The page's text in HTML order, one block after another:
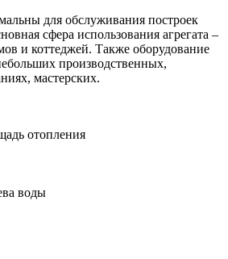
для обслуживания построек
сфера использования агрегата –
и коттеджей. Также оборудование
производственных,
мастерских.
отопления
воды